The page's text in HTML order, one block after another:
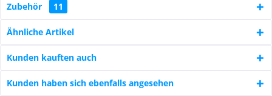
Zubehör 11
Ähnliche Artikel
Kunden kauften auch
Kunden haben sich ebenfalls angesehen